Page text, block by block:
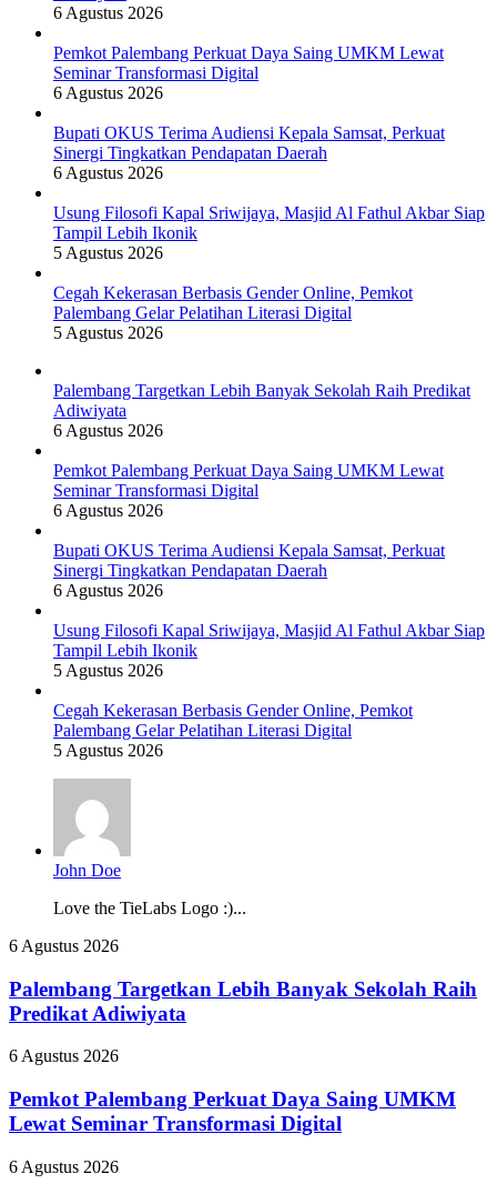
6 Agustus 2026
Pemkot Palembang Perkuat Daya Saing UMKM Lewat
Seminar Transformasi Digital
6 Agustus 2026
Bupati OKUS Terima Audiensi Kepala Samsat, Perkuat
Sinergi Tingkatkan Pendapatan Daerah
6 Agustus 2026
Usung Filosofi Kapal Sriwijaya, Masjid Al Fathul Akbar Siap
Tampil Lebih Ikonik
5 Agustus 2026
Cegah Kekerasan Berbasis Gender Online, Pemkot
Palembang Gelar Pelatihan Literasi Digital
5 Agustus 2026
Palembang Targetkan Lebih Banyak Sekolah Raih Predikat
Adiwiyata
6 Agustus 2026
Pemkot Palembang Perkuat Daya Saing UMKM Lewat
Seminar Transformasi Digital
6 Agustus 2026
Bupati OKUS Terima Audiensi Kepala Samsat, Perkuat
Sinergi Tingkatkan Pendapatan Daerah
6 Agustus 2026
Usung Filosofi Kapal Sriwijaya, Masjid Al Fathul Akbar Siap
Tampil Lebih Ikonik
5 Agustus 2026
Cegah Kekerasan Berbasis Gender Online, Pemkot
Palembang Gelar Pelatihan Literasi Digital
5 Agustus 2026
John Doe
Love the TieLabs Logo :)...
Palembang
Lebih
Banyak
Sekolah
Predikat
6 Agustus 2026
Palembang Targetkan Lebih Banyak Sekolah Raih
Predikat Adiwiyata
Pemkot
Perkuat
Daya
Saing
Lewat
6 Agustus 2026
Pemkot Palembang Perkuat Daya Saing UMKM
Lewat Seminar Transformasi Digital
Bupati
6 Agustus 2026